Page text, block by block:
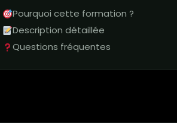
Pourquoi cette formation ?
Description détaillée
Questions fréquentes